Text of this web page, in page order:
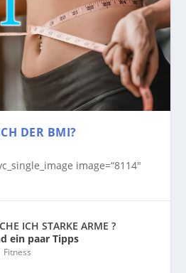
DER BMI?
image=“8114″
ICH STARKE ARME ?
ein paar Tipps
Fitness